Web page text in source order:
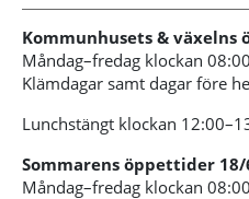
Kommunhusets & växelns
Måndag–fredag klockan
Klämdagar samt dagar före
Lunchstängt klockan
Sommarens öppettider 18/
Måndag–fredag klockan